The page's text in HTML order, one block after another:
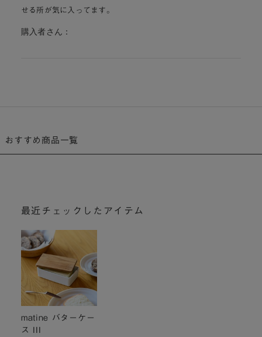
せる所が気に入ってます。
購入者さん：
おすすめ商品一覧
最近チェックしたアイテム
matine バターケー
ス III